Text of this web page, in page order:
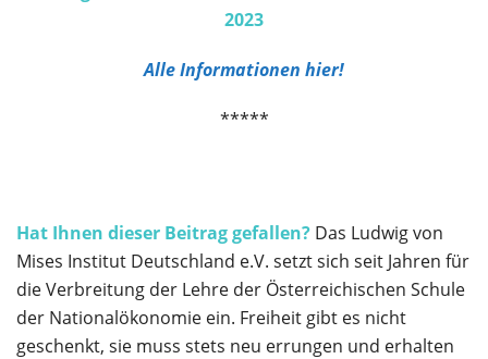
2023
Alle Informationen hier!
*****
Hat Ihnen dieser Beitrag gefallen? Das Ludwig von
Mises Institut Deutschland e.V. setzt sich seit Jahren für
die Verbreitung der Lehre der Österreichischen Schule
der Nationalökonomie ein. Freiheit gibt es nicht
geschenkt, sie muss stets neu errungen und erhalten